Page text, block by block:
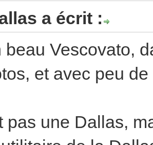
a écrit :
beau Vescovato,
et avec peu
pas une Dallas,